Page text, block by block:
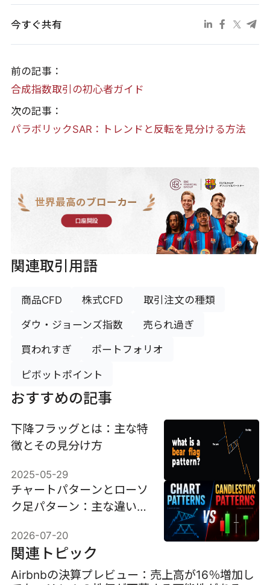
今すぐ共有
前の記事：
合成指数取引の初心者ガイド
次の記事：
パラボリックSAR：トレンドと反転を見分ける方法
世界最高のブローカー
口座開設
関連取引用語
商品CFD 株式CFD 取引注文の種類
ダウ・ジョーンズ指数 売られ過ぎ
買われすぎ ポートフォリオ
ピボットポイント
おすすめの記事
下降フラッグとは：主な特
徴とその見分け方
2025-05-29
チャートパターンとローソ
ク足パターン：主な違いと
2026-07-20
関連トピック
Airbnbの決算プレビュー：売上高が16％増加し